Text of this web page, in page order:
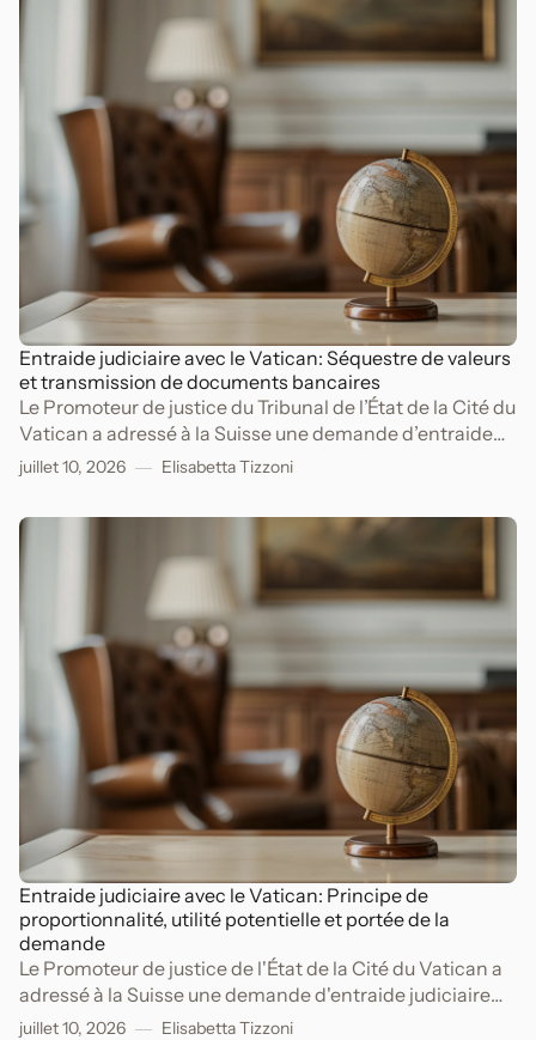
Entraide judiciaire avec le Vatican: Séquestre de valeurs
et transmission de documents bancaires
Le Promoteur de justice du Tribunal de l’État de la Cité du
Vatican a adressé à la Suisse une demande d’entraide
judiciaire dans le cadre d’une procédure pénale pour
blanchiment d’argent.
juillet 10, 2026 Elisabetta Tizzoni
Entraide judiciaire avec le Vatican: Principe de
proportionnalité, utilité potentielle et portée de la
demande
Le Promoteur de justice de l'État de la Cité du Vatican a
adressé à la Suisse une demande d'entraide judiciaire
dans le cadre d'une procédure pénale pour péculat,
juillet 10, 2026 Elisabetta Tizzoni